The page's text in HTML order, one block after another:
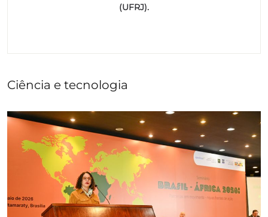
(UFRJ).
Ciência e tecnologia